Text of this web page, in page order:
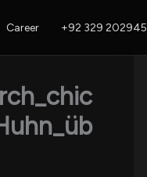
Career +92 329